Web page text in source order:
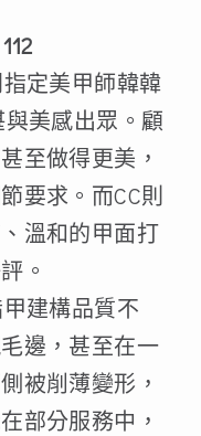
定美甲師韓韓
美感出眾。顧
至做得更美，
要求。而CC則
溫和的甲面打
。
建構品質不
邊，甚至在一
被削薄變形，
部分服務中，